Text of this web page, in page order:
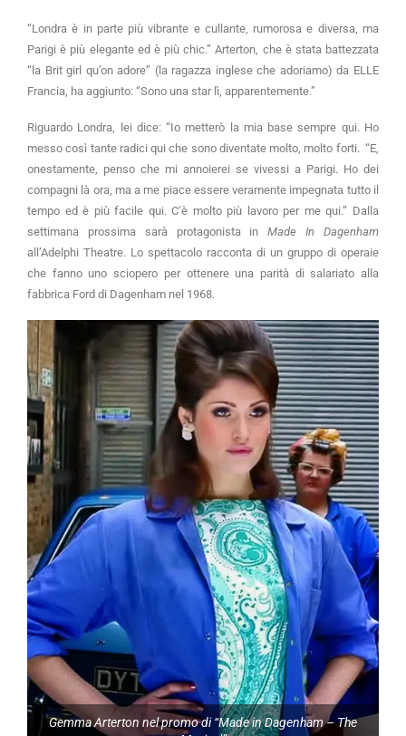
“Londra è in parte più vibrante e cullante, rumorosa e diversa, ma
Parigi è più elegante ed è più chic.” Arterton, che è stata battezzata
“la Brit girl qu’on adore” (la ragazza inglese che adoriamo) da ELLE
Francia, ha aggiunto: “Sono una star lì, apparentemente.”
Riguardo Londra, lei dice: “Io metterò la mia base sempre qui. Ho
messo così tante radici qui che sono diventate molto, molto forti. “E,
onestamente, penso che mi annoierei se vivessi a Parigi. Ho dei
compagni là ora, ma a me piace essere veramente impegnata tutto il
tempo ed è più facile qui. C’è molto più lavoro per me qui.” Dalla
settimana prossima sarà protagonista inMade In Dagenham
all’Adelphi Theatre. Lo spettacolo racconta di un gruppo di operaie
che fanno uno sciopero per ottenere una parità di salariato alla
fabbrica Ford di Dagenham nel 1968.
Gemma Arterton nel promo di “Made in Dagenham – The